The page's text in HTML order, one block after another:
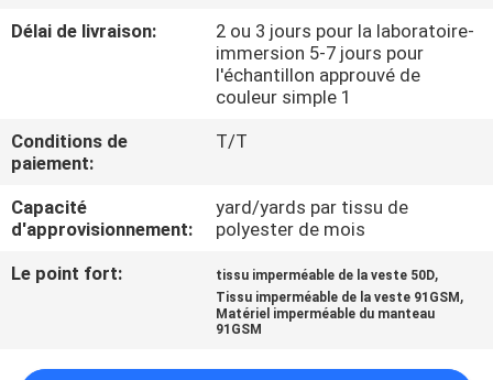
NOUVELLES
CAS
Délai de livraison:
2 ou 3 jours pour la laboratoire-
immersion 5-7 jours pour
l'échantillon approuvé de
couleur simple 1
Conditions de
paiement:
T/T
Capacité
d'approvisionnement:
yard/yards par tissu de
polyester de mois
Le point fort:
tissu imperméable de la veste 50D,
Tissu imperméable de la veste 91GSM ,
Matériel imperméable du manteau
91GSM